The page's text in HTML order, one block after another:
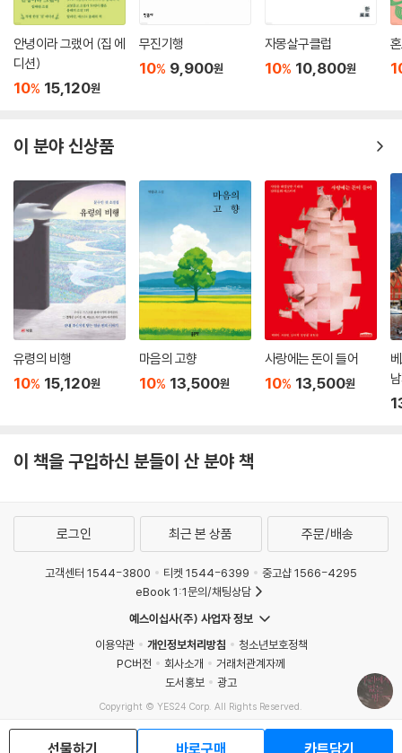
생각했던 자연 임신이라는 사건이 일어난다. 이 일을 ‘축복’이라 여기며 모
든 생활을 배 속 아이 중심으로 생각하게 된 남편과 달리, ‘나’는 전혀 예상
하지 못한 신체적·정신적 변화에 큰 혼란을 느끼며 남편에 대한 분노를 쌓
아간다.
혜신은 그날 자신의 마음을 사로잡았던 그것이 무엇인지 되물었다. 돈 때
문이었을까. 정말로, 돈 때문에? (p. 252)
지인들과 함께 놀러 간 스키장에서 카지노에 첫발을 들인 혜신은 자신이
알던 세상과는 동떨어진, 낯선 장소라 느꼈던 그곳에서 빠져나오지 못하게
된다. 잃은 돈을 되찾아 본래의 자리로 돌아가기 위한 혜신의 분투는 절박
하게 발버둥 칠수록 그녀를 더욱 추락시킬 뿐이다. 늘 잃기만 하다가 오랜
만에 돈을 따는 운이 좋은 날이 찾아와도 혜신은 쉽사리 집으로 돌아갈 마
음을 먹지 못한다.
「집」
행에서 빼돌린 돈으로 두 사람은 도시와 국경을 옮기며 여행을 이어가지
만, 얼마 지나지 않아 진은 집에 남겨진 것들을 걱정하며 돌아가고 싶어 한
다. ‘나’는 진에게 돈을 보냈다며 곰팡이가 피지 않고 죽은 사람이 없는 집
을 얻으라고 말하고, 좋은 집을 구해놓으라는 메모를 남긴 뒤 떠난다. 비행
기를 타고 추운 나라로 떠난 ‘나’는 얼어붙은 호수에 누워 얼음 아래, 물속
들은 좀처럼 접하지 못하는 순간이다. (p. 330)
안녕이라 그랬어 (집 에
디션)
10% 15,120원
무진기행
10% 9,900원
자몽살구클럽
10% 10,800원
이 분야 신상품
유령의 비행
10% 15,120원
마음의 고향
10% 13,500원
사랑에는 돈이 들어
10% 13,500원
이 책을 구입하신 분들이 산 분야 책
선물하기 바로구매 카트담기
로그인 최근 본 상품 주문/배송
고객센터 1544-3800 티켓 1544-6399
중고샵 1566-4295
eBook 1:1문의/채팅상담
예스이십사(주) 사업자 정보
이용약관
개인정보처리방침
청소년보호정책
PC버전
회사소개
거래처관계자께
도서홍보
광고
Copyright © YES24 Corp. All Rights Reserved.